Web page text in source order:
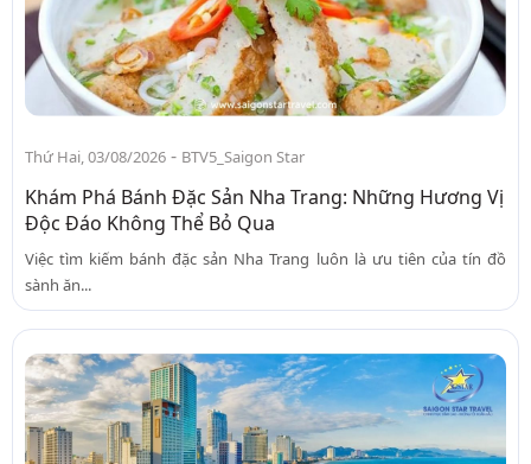
Thứ Hai, 03/08/2026 - BTV5_Saigon Star
Khám Phá Bánh Đặc Sản Nha Trang: Những Hương Vị
Độc Đáo Không Thể Bỏ Qua
Việc tìm kiếm bánh đặc sản Nha Trang luôn là ưu tiên của tín đồ
sành ăn...